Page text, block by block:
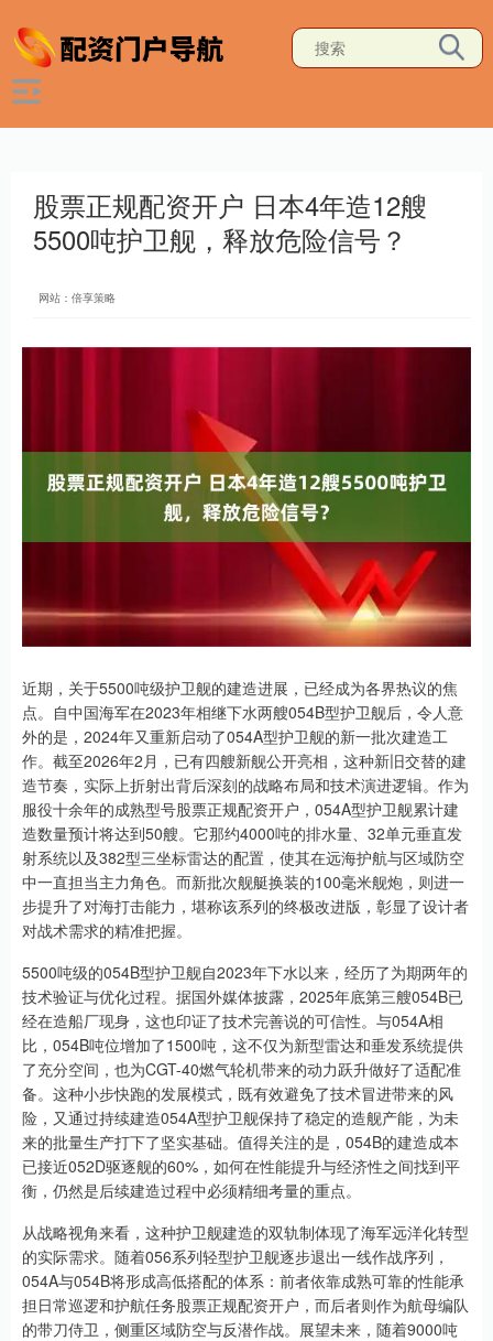
股票正规配资开户 日本4年造12艘
5500吨护卫舰，释放危险信号？
网站：倍享策略
近期，关于5500吨级护卫舰的建造进展，已经成为各界热议的焦
点。自中国海军在2023年相继下水两艘054B型护卫舰后，令人意
外的是，2024年又重新启动了054A型护卫舰的新一批次建造工
作。截至2026年2月，已有四艘新舰公开亮相，这种新旧交替的建
造节奏，实际上折射出背后深刻的战略布局和技术演进逻辑。作为
服役十余年的成熟型号股票正规配资开户，054A型护卫舰累计建
造数量预计将达到50艘。它那约4000吨的排水量、32单元垂直发
射系统以及382型三坐标雷达的配置，使其在远海护航与区域防空
中一直担当主力角色。而新批次舰艇换装的100毫米舰炮，则进一
步提升了对海打击能力，堪称该系列的终极改进版，彰显了设计者
对战术需求的精准把握。
5500吨级的054B型护卫舰自2023年下水以来，经历了为期两年的
技术验证与优化过程。据国外媒体披露，2025年底第三艘054B已
经在造船厂现身，这也印证了技术完善说的可信性。与054A相
比，054B吨位增加了1500吨，这不仅为新型雷达和垂发系统提供
了充分空间，也为CGT-40燃气轮机带来的动力跃升做好了适配准
备。这种小步快跑的发展模式，既有效避免了技术冒进带来的风
险，又通过持续建造054A型护卫舰保持了稳定的造舰产能，为未
来的批量生产打下了坚实基础。值得关注的是，054B的建造成本
已接近052D驱逐舰的60%，如何在性能提升与经济性之间找到平
衡，仍然是后续建造过程中必须精细考量的重点。
从战略视角来看，这种护卫舰建造的双轨制体现了海军远洋化转型
的实际需求。随着056系列轻型护卫舰逐步退出一线作战序列，
054A与054B将形成高低搭配的体系：前者依靠成熟可靠的性能承
担日常巡逻和护航任务股票正规配资开户，而后者则作为航母编队
的带刀侍卫，侧重区域防空与反潜作战。展望未来，随着9000吨